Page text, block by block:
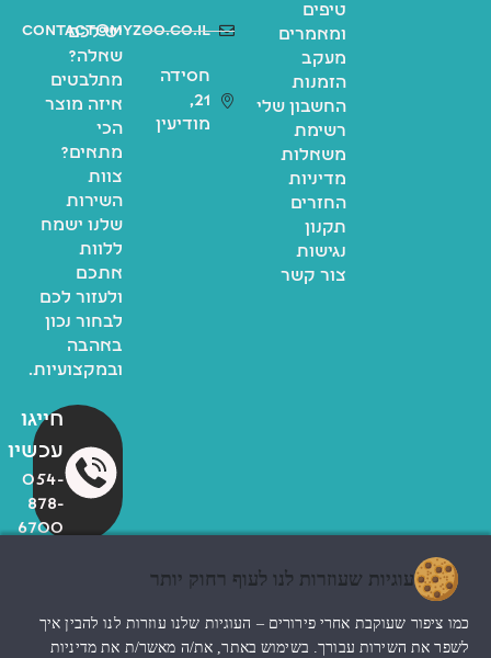
טיפים
ומאמרים
מעקב
הזמנות
החשבון שלי
רשימת
משאלות
מדיניות
החזרים
תקנון
נגישות
צור קשר
contact@myzoo.co.il
חסידה
21,
מודיעין
יש לכם
שאלה?
מתלבטים
איזה מוצר
הכי
מתאים?
צוות
השירות
שלנו ישמח
ללוות
אתכם
ולעזור לכם
לבחור נכון
באהבה
ובמקצועיות.
חייגו
עכשיו
054-
878-
6700
© כל הזכויות שמורות לzoo
החנות שלי
עיצוב האתר ndesign
עוגיות שעוזרות לנו לעוף רחוק יותר
כמו ציפור שעוקבת אחרי פירורים – העוגיות שלנו עוזרות לנו להבין איך
לשפר את השירות עבורך. בשימוש באתר, את/ה מאשר/ת את מדיניות